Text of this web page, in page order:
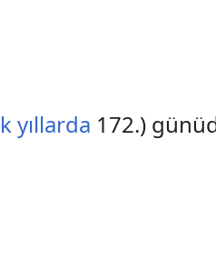
yıllarda 172.)